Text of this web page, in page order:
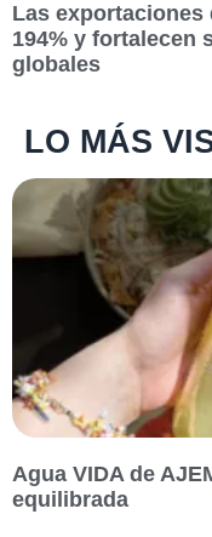
Las exportaciones
194% y fortalecen
globales
LO MÁS
Agua VIDA de
equilibrada